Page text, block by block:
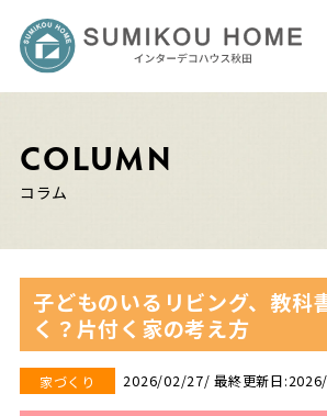
COLUMN
コラム
子どものいるリビング、教科
く？片付く家の考え方
家づくり 2026/02/27/ 最終更新日